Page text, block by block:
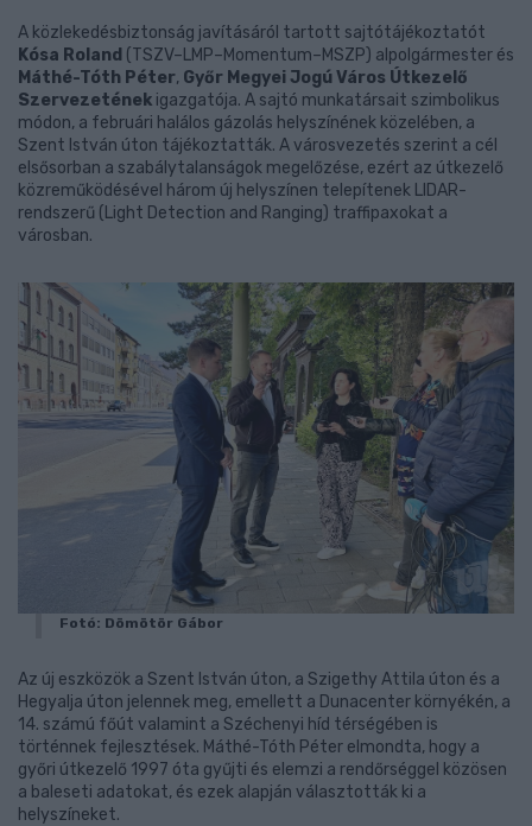
A közlekedésbiztonság javításáról tartott sajtótájékoztatót
Kósa Roland (TSZV–LMP–Momentum–MSZP) alpolgármester és
Máthé-Tóth Péter, Győr Megyei Jogú Város Útkezelő
Szervezetének igazgatója. A sajtó munkatársait szimbolikus
módon, a februári halálos gázolás helyszínének közelében, a
Szent István úton tájékoztatták. A városvezetés szerint a cél
elsősorban a szabálytalanságok megelőzése, ezért az útkezelő
közreműködésével három új helyszínen telepítenek LIDAR-
rendszerű (Light Detection and Ranging) traffipaxokat a
városban.
Fotó: Dömötör Gábor
Az új eszközök a Szent István úton, a Szigethy Attila úton és a
Hegyalja úton jelennek meg, emellett a Dunacenter környékén, a
14. számú főút valamint a Széchenyi híd térségében is
történnek fejlesztések. Máthé-Tóth Péter elmondta, hogy a
győri útkezelő 1997 óta gyűjti és elemzi a rendőrséggel közösen
a baleseti adatokat, és ezek alapján választották ki a
helyszíneket.